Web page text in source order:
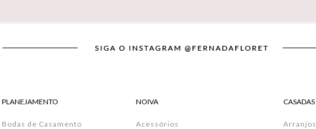
PLANEJAMENTO
Bodas de Casamento
NOIVA
Acessórios
CASADAS